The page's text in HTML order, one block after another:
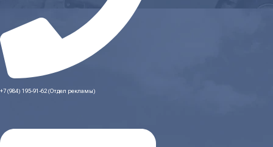
+7 (984) 195-91-62 (Отдел рекламы)